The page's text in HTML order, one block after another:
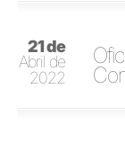
21 de
Abril de
2022